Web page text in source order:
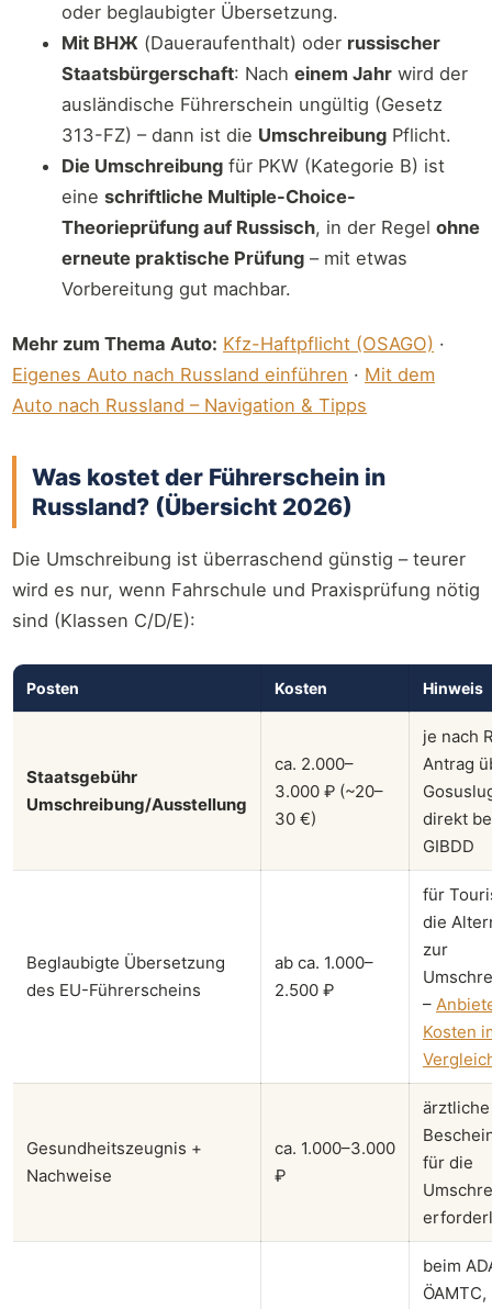
oder beglaubigter Übersetzung.
Mit ВНЖ (Daueraufenthalt) oder russischer
Staatsbürgerschaft: Nach einem Jahr wird der
ausländische Führerschein ungültig (Gesetz
313-FZ) – dann ist die Umschreibung Pflicht.
Die Umschreibung für PKW (Kategorie B) ist
eine schriftliche Multiple-Choice-
Theorieprüfung auf Russisch, in der Regel ohne
erneute praktische Prüfung – mit etwas
Vorbereitung gut machbar.
Mehr zum Thema Auto: Kfz-Haftpflicht (OSAGO) ·
Eigenes Auto nach Russland einführen · Mit dem
Auto nach Russland – Navigation & Tipps
Was kostet der Führerschein in
Russland? (Übersicht 2026)
Die Umschreibung ist überraschend günstig – teurer
wird es nur, wenn Fahrschule und Praxisprüfung nötig
sind (Klassen C/D/E):
Posten Kosten Hinweis
Staatsgebühr
Umschreibung/Ausstellung
ca. 2.000–
3.000 ₽ (~20–
30 €)
je nach
Antrag
direkt
GIBDD
Beglaubigte Übersetzung
des EU-Führerscheins
ab ca. 1.000–
2.500 ₽
für
die
zur
–
Kosten
Gesundheitszeugnis +
Nachweise
ca. 1.000–3.000
₽
ärztliche
für die
beim
ÖAMTC,